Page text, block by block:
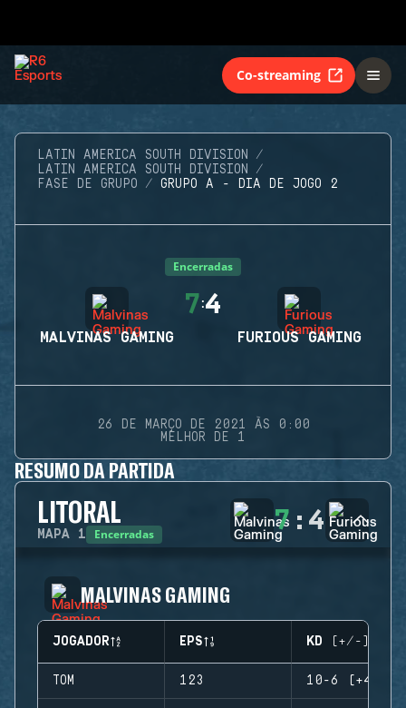
Co-streaming
LATIN AMERICA SOUTH DIVISION
LATIN AMERICA SOUTH DIVISION
FASE DE GRUPO
GRUPO A - DIA DE JOGO 2
Encerradas
MALVINAS GAMING
7:4
FURIOUS GAMING
26 DE MARÇO DE 2021 ÀS 0:00
MELHOR DE 1
RESUMO DA PARTIDA
LITORAL
MAPA 1 Encerradas 7 : 4
MALVINAS GAMING
JOGADOR EPS KD (+/-)
TOM 123 10-6 (+4)